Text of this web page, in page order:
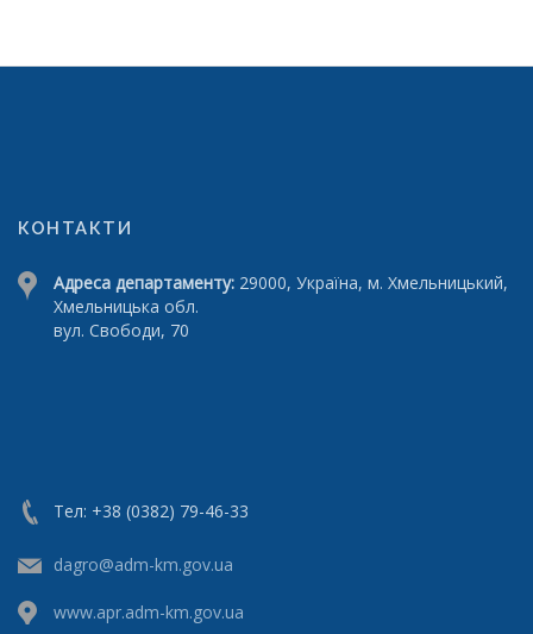
КОНТАКТИ
Адреса департаменту: 29000, Україна, м. Хмельницький,
Хмельницька обл.
вул. Свободи, 70
Тел: +38 (0382) 79-46-33
dagro@adm-km.gov.ua
www.apr.adm-km.gov.ua